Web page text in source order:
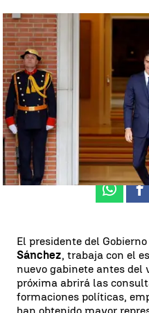
Pedro Sánchez se reunirá con
Antena 3 Noticias
Actualizado: 01 de mayo de
Publicado:
01 de mayo de
El presidente del
Sánchez, trabaja con el
nuevo gabinete antes del
próxima abrirá las
formaciones políticas,